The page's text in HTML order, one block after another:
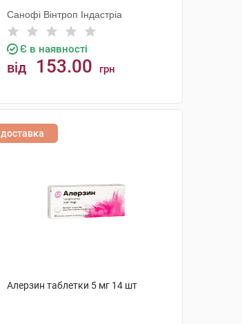
Санофі Вінтроп Індастріа
Є в наявності
від 153.00 грн
доставка
Алерзин таблетки 5 мг 14 шт